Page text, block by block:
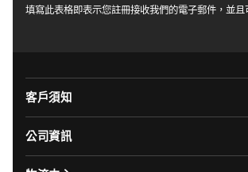
件
填寫此表格即表示您註冊接收我們的電子郵件，並且
客戶須知
公司資訊